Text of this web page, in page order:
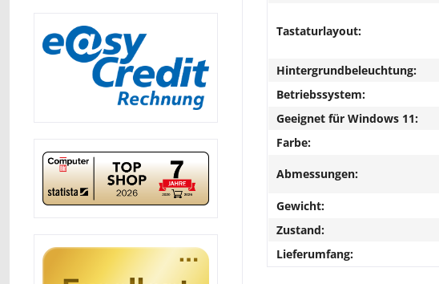
Tastaturlayout:
Hintergrundbeleuchtung:
Betriebssystem:
Geeignet für Windows 11:
Farbe:
Abmessungen:
Gewicht:
Zustand:
Lieferumfang: